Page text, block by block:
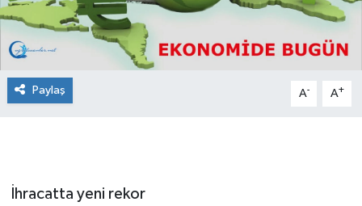
Paylaş A- A+
İhracatta yeni rekor